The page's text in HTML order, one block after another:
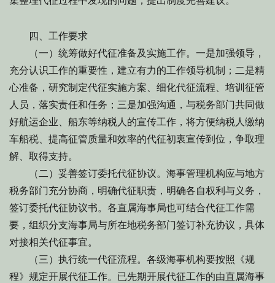
四、工作要求
（一）统筹做好代征准备及实施工作。一是加强领导，
充分认识工作的重要性，建立有力的工作领导机制；二是精
心准备，研究制定代征实施方案、细化代征流程、培训征管
人员，落实责任和任务；三是加强沟通，与税务部门共同做
好航运企业、船东等纳税人的宣传工作，将方便纳税人缴纳
车船税、提高征管质量和效率的代征初衷宣传到位，争取理
解、取得支持。
（二）妥善签订委托代征协议。海事管理机构应与地方
税务部门充分协商，明确代征职责，明确各自权利与义务，
签订委托代征协议书。各直属海事局也可结合代征工作需
要，组织分支海事局与所在地税务部门签订补充协议，具体
对接相关代征事宜。
（三）执行统一代征流程。各级海事机构要按照《规
程》规定开展代征工作。已先期开展代征工作的由直属海事